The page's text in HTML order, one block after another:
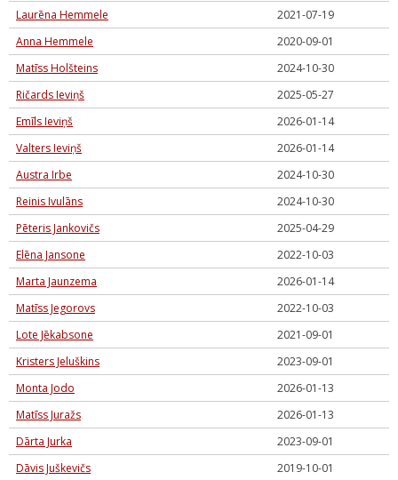
Laurēna Hemmele
2021-07-19
Anna Hemmele
2020-09-01
Matīss Holšteins
2024-10-30
Ričards Ieviņš
2025-05-27
Emīls Ieviņš
2026-01-14
Valters Ieviņš
2026-01-14
Austra Irbe
2024-10-30
Reinis Ivulāns
2024-10-30
Pēteris Jankovičs
2025-04-29
Elēna Jansone
2022-10-03
Marta Jaunzema
2026-01-14
Matīss Jegorovs
2022-10-03
Lote Jēkabsone
2021-09-01
Kristers Jeluškins
2023-09-01
Monta Jodo
2026-01-13
Matīss Juražs
2026-01-13
Dārta Jurka
2023-09-01
Dāvis Juškevičs
2019-10-01